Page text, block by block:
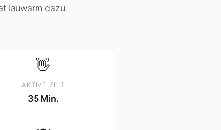
lauwarm dazu.
👋
AKTIVE ZEIT
35 Min.